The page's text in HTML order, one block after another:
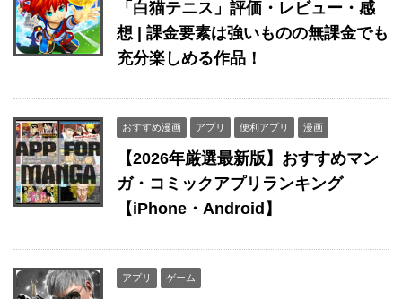
「白猫テニス」評価・レビュー・感
想 | 課金要素は強いものの無課金でも
充分楽しめる作品！
おすすめ漫画 アプリ 便利アプリ 漫画
【2026年厳選最新版】おすすめマン
ガ・コミックアプリランキング
【iPhone・Android】
アプリ ゲーム